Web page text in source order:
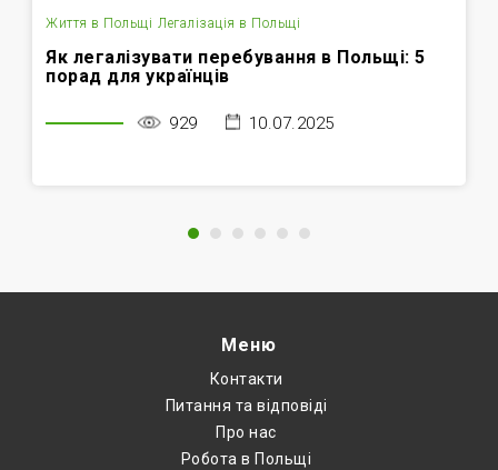
Життя в Польщі Легалізація в Польщі
Як легалізувати перебування в Польщі: 5
порад для українців
929 10.07.2025
Меню
Контакти
Питання та відповіді
Про нас
Робота в Польщі